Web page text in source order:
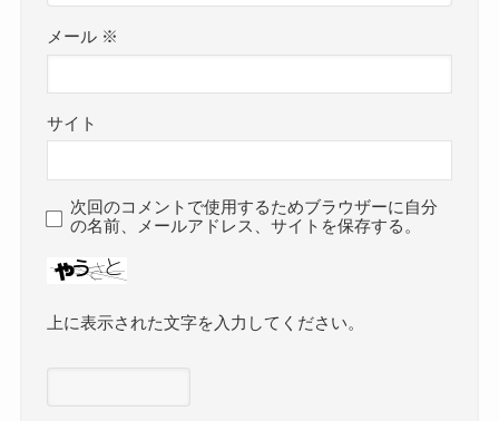
メール ※
サイト
次回のコメントで使用するためブラウザーに自分
の名前、メールアドレス、サイトを保存する。
上に表示された文字を入力してください。